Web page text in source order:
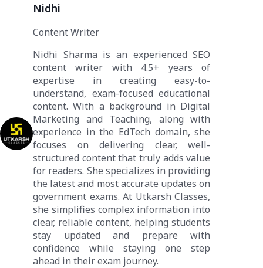
Nidhi
Content Writer
Nidhi Sharma is an experienced SEO
content writer with 4.5+ years of
expertise in creating easy-to-
understand, exam-focused educational
content. With a background in Digital
Marketing and Teaching, along with
experience in the EdTech domain, she
focuses on delivering clear, well-
structured content that truly adds value
for readers. She specializes in providing
the latest and most accurate updates on
government exams. At Utkarsh Classes,
she simplifies complex information into
clear, reliable content, helping students
stay updated and prepare with
confidence while staying one step
ahead in their exam journey.